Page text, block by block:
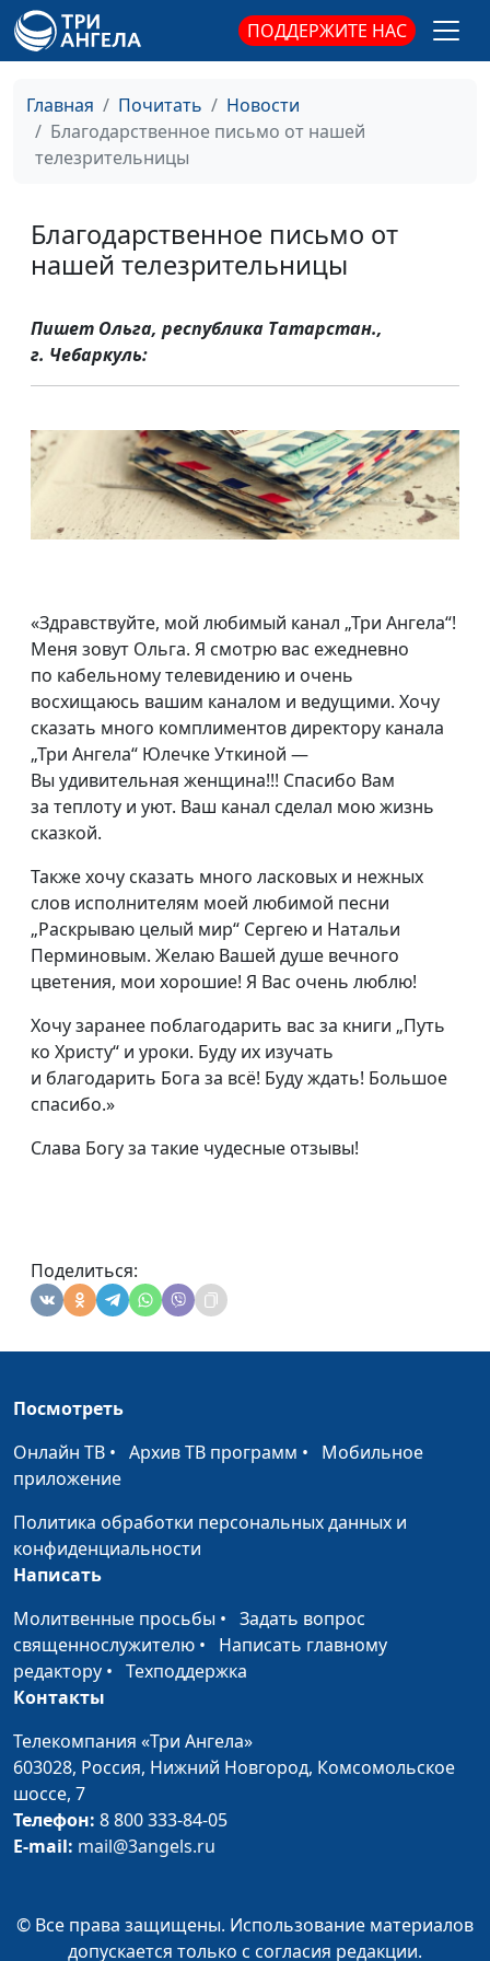
ПОДДЕРЖИТЕ НАС
Главная Почитать
Новости
Благодарственное письмо от нашей
телезрительницы
Благодарственное письмо от
нашей телезрительницы
Пишет Ольга, республика Татарстан.,
г. Чебаркуль:
«Здравствуйте, мой любимый канал „Три Ангела“!
Меня зовут Ольга. Я смотрю вас ежедневно
по кабельному телевидению и очень
восхищаюсь вашим каналом и ведущими. Хочу
сказать много комплиментов директору канала
„Три Ангела“ Юлечке Уткиной —
Вы удивительная женщина!!! Спасибо Вам
за теплоту и уют. Ваш канал сделал мою жизнь
сказкой.
Также хочу сказать много ласковых и нежных
слов исполнителям моей любимой песни
„Раскрываю целый мир“ Сергею и Натальи
Перминовым. Желаю Вашей душе вечного
цветения, мои хорошие! Я Вас очень люблю!
Хочу заранее поблагодарить вас за книги „Путь
ко Христу“ и уроки. Буду их изучать
и благодарить Бога за всё! Буду ждать! Большое
спасибо.»
Слава Богу за такие чудесные отзывы!
Поделиться:
Посмотреть
Онлайн ТВ • Архив ТВ программ • Мобильное
приложение
Политика обработки персональных данных и
конфиденциальности
Написать
Молитвенные просьбы • Задать вопрос
священнослужителю • Написать главному
редактору • Техподдержка
Контакты
Телекомпания «Три Ангела»
603028, Россия, Нижний Новгород, Комсомольское
шоссе, 7
Телефон: 8 800 333-84-05
E-mail: mail@3angels.ru
© Все права защищены. Использование материалов
допускается только с согласия редакции.